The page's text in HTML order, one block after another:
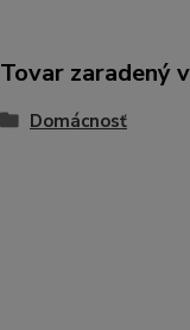
Tovar zaradený
Domácnosť